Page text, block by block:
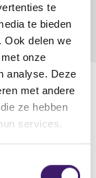
te
te bieden
Ook delen we
onze
analyse. Deze
met andere
ze hebben
services.
e
s
t
a